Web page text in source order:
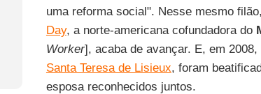
uma reforma social". Nesse mesmo
Day, a norte-americana cofundadora do
Worker], acaba de avançar. E, em 2008,
Santa Teresa de Lisieux, foram
esposa reconhecidos juntos.